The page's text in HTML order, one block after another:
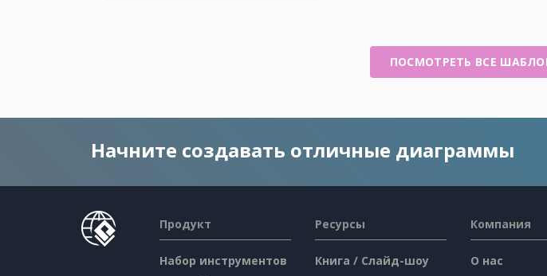
ПОСМОТРЕТЬ ВСЕ
Начните создавать отличные диаграммы
Продукт
Набор инструментов
Ресурсы
Книга / Слайд-шоу
Компания
О нас